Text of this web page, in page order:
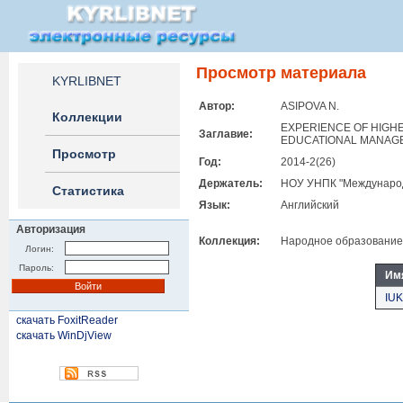
KYRLIBNET
Коллекции
Просмотр
Статистика
Авторизация
Логин:
Пароль:
скачать FoxitReader
скачать WinDjView
Просмотр материала
Автор: ASIPOVA N.
Заглавие:
EXPERIENCE OF
EDUCATIONAL
Год:
2014-2(26)
Держатель:
НОУ УНПК
Язык:
Английский
Коллекция: Народное